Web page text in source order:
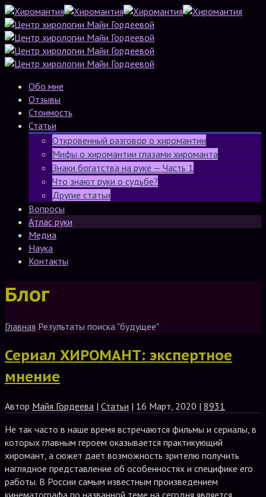
Обо мне
Отзывы
Стоимость
Статьи
Откровенный разговор о хиромантии
Мифы о хиромантии глазами хироманта
Знаки богатства на руке — Часть 1
Что знают руки о судьбе?
Другие статьи
Вопросы
Атлас руки
Медиа
Наука
Контакты
Блог
Главная Результаты поиска "будущее"
Сериал ХИРОМАНТ: экспертное
мнение
Автор Майя Гордеева | Статьи | 16 Март, 2020 | 8931
Не так часто в наше время встречаются фильмы и сериалы, в
которых главным героем оказывается практикующий
хиромант, а сюжет дает возможность зрителю получить
наглядное представление об особенностях и специфике его
работы. В России самым известным произведением